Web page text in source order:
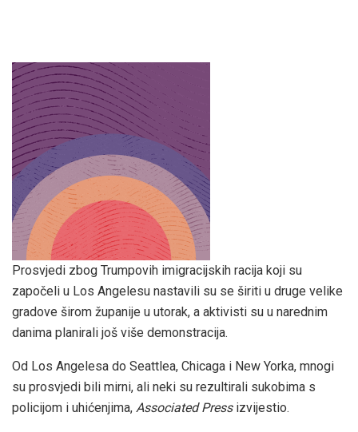
Prosvjedi zbog Trumpovih imigracijskih racija koji su
započeli u Los Angelesu nastavili su se širiti u druge velike
gradove širom županije u utorak, a aktivisti su u narednim
danima planirali još više demonstracija.
Od Los Angelesa do Seattlea, Chicaga i New Yorka, mnogi
su prosvjedi bili mirni, ali neki su rezultirali sukobima s
policijom i uhićenjima, Associated Pressizvijestio.